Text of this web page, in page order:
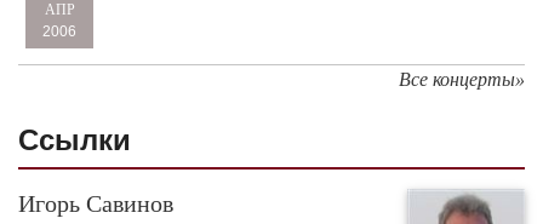
АПР
2006
Все концерты»
Cсылки
Игорь Савинов